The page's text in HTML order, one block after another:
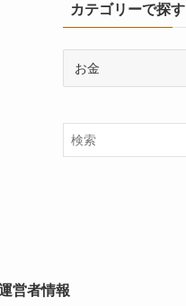
カテゴリーで探す
ー
で
営者情報